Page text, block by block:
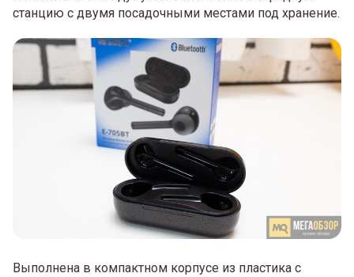
станцию с двумя посадочными местами под хранение.
Выполнена в компактном корпусе из пластика с